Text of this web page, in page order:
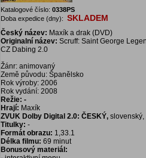
Katalogové číslo: 0338PS
Doba expedice (dny): SKLADEM
Český název: Maxík a drak (DVD)
Originalní název: Scruff: Saint George
CZ Dabing 2.0
Žánr: animovaný
Země původu: Španělsko
Rok výroby: 2006
Rok vydání: 2008
Režie: -
Hrají: Maxík
ZVUK Dolby Digital 2.0: ČESKÝ,
Titulky: -
Formát obrazu: 1,33.1
Délka filmu: 69 minut
Bonusový materiál: